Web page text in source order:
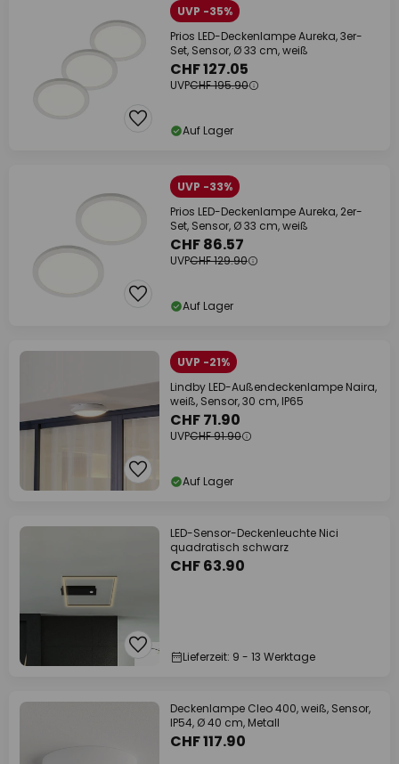
UVP -35%
Prios LED-Deckenlampe Aureka, 3er-
Set, Sensor, Ø 33 cm, weiß
CHF 127.05
UVPCHF 195.90
Auf Lager
UVP -33%
Prios LED-Deckenlampe Aureka, 2er-
Set, Sensor, Ø 33 cm, weiß
CHF 86.57
UVPCHF 129.90
Auf Lager
UVP -21%
Lindby LED-Außendeckenlampe Naira,
weiß, Sensor, 30 cm, IP65
CHF 71.90
UVPCHF 91.90
Auf Lager
LED-Sensor-Deckenleuchte Nici
quadratisch schwarz
CHF 63.90
Lieferzeit: 9 - 13 Werktage
Deckenlampe Cleo 400, weiß, Sensor,
IP54, Ø 40 cm, Metall
CHF 117.90